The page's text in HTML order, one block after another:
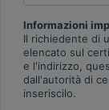
Informazioni
Il richiedente di
elencato sul
e l'indirizzo,
dall'autorità di
inseriscilo.